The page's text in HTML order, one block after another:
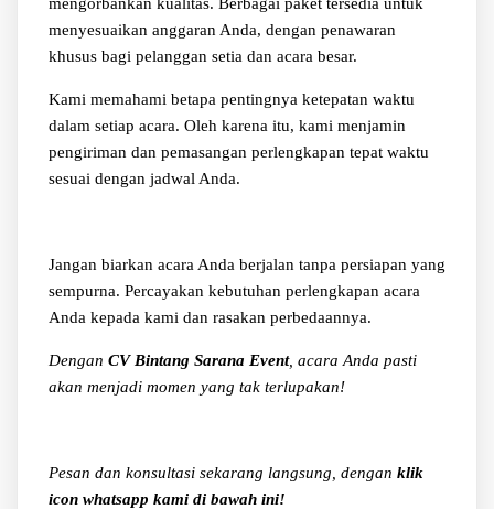
menyesuaikan anggaran Anda, dengan penawaran
khusus bagi pelanggan setia dan acara besar.
Kami memahami betapa pentingnya ketepatan waktu
dalam setiap acara. Oleh karena itu, kami menjamin
pengiriman dan pemasangan perlengkapan tepat waktu
sesuai dengan jadwal Anda.
Jangan biarkan acara Anda berjalan tanpa persiapan yang
sempurna. Percayakan kebutuhan perlengkapan acara
Anda kepada kami dan rasakan perbedaannya.
Dengan CV Bintang Sarana Event, acara Anda pasti
akan menjadi momen yang tak terlupakan!
Pesan dan konsultasi sekarang langsung, dengan klik
icon whatsapp kami di bawah ini!